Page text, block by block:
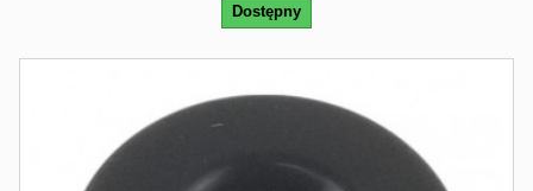
Dostępny